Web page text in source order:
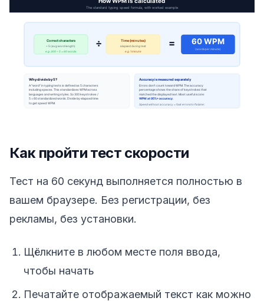
Как пройти тест скорости
Тест на 60 секунд выполняется полностью в
вашем браузере. Без регистрации, без
рекламы, без установки.
Щёлкните в любом месте поля ввода,
чтобы начать
Печатайте отображаемый текст как можно